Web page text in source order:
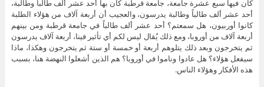
كان فيها سبع عشرة جامعة، جامعة قرطبة كان بها أحد عشر ألف طالباً وطالبة،
أحد عشر ألف طالباً وطالبة يدرسون، والعجيب أن أربعة آلاف من هؤلاء الطلبة
كانوا أوربيون، هل سمعتم؟ أحد عشر ألف طالباً في جامعة قرطبة ومن بينهم
أربعة آلاف من أوروبا، ومع ذلك يُقال ليس لكم أي تأثير فينا، أربعة آلاف يدرسون
ثم يتخرجون وبعد ذلك يتلوهم أربعة أو خمسة أو ستة ثم يتخرجون وهكذا، ماذا
سيفعل هؤلاء؟ هل عادوا وناموا في أوروبا؟ هم الذين أشعلوا النهضة هنا، بسبب
هذه الأفكار وهؤلاء الناس.